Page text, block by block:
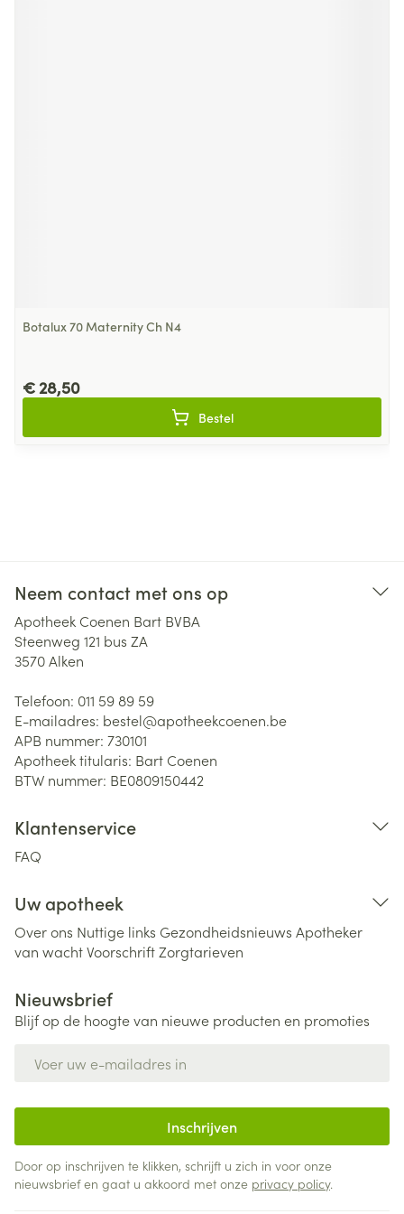
Botalux 70 Maternity Ch N4
€ 28,50
Bestel
Neem contact met ons op
Apotheek Coenen Bart BVBA
Steenweg 121 bus ZA
3570Alken
Telefoon: 011 59 89 59
E-mailadres: bestel@apotheekcoenen.be
APB nummer: 730101
Apotheek titularis: Bart Coenen
BTW nummer: BE0809150442
Klantenservice
FAQ
Uw apotheek
Over ons Nuttige links Gezondheidsnieuws Apotheker
van wachtVoorschriftZorgtarieven
Nieuwsbrief
Blijf op de hoogte van nieuwe producten en promoties
Inschrijven
Door op inschrijven te klikken, schrijft u zich in voor onze
nieuwsbrief en gaat u akkoord met onze privacy policy.